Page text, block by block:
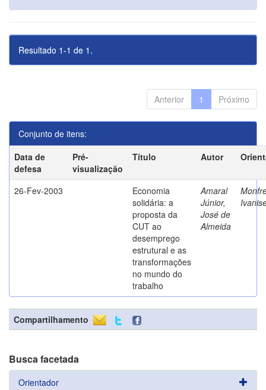
Resultado 1-1 de 1.
Anterior 1 Próximo
Conjunto de itens:
Data de
defesa
Pré-
visualização
Título Autor
26-Fev-2003
Economia
solidária: a
proposta da
CUT ao
desemprego
estrutural e as
transformações
no mundo do
trabalho
Amaral
Júnior,
José de
Almeida
Compartilhamento
Busca facetada
Orientador